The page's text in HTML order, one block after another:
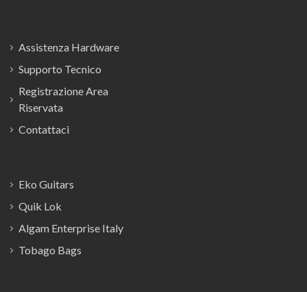
Assistenza Hardware
Supporto Tecnico
Registrazione Area
Riservata
Contattaci
Eko Guitars
Quik Lok
Algam Enterprise Italy
Tobago Bags